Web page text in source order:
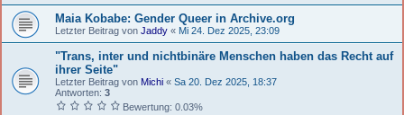
Maia Kobabe: Gender Queer in Archive.org
Letzter Beitrag von Jaddy « Mi 24. Dez 2025, 23:09
"Trans, inter und nichtbinäre Menschen haben das Recht auf
ihrer Seite"
Letzter Beitrag von Michi « Sa 20. Dez 2025, 18:37
Antworten: 3
Bewertung: 0.03%